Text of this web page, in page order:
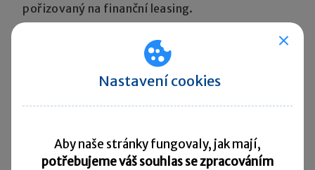
pořizovaný na finanční leasing.
Pokud si toto ustanovení stručně shrneme, jde
technické zhodnocení hradí nájemce,
(pronajímatele)s odpisováním uveden
v písemné smlouvě– ve smlouvě o pronájmu
Nastavení cookies
Aby naše stránky fungovaly, jak mají,
potřebujeme váš souhlas se zpracováním